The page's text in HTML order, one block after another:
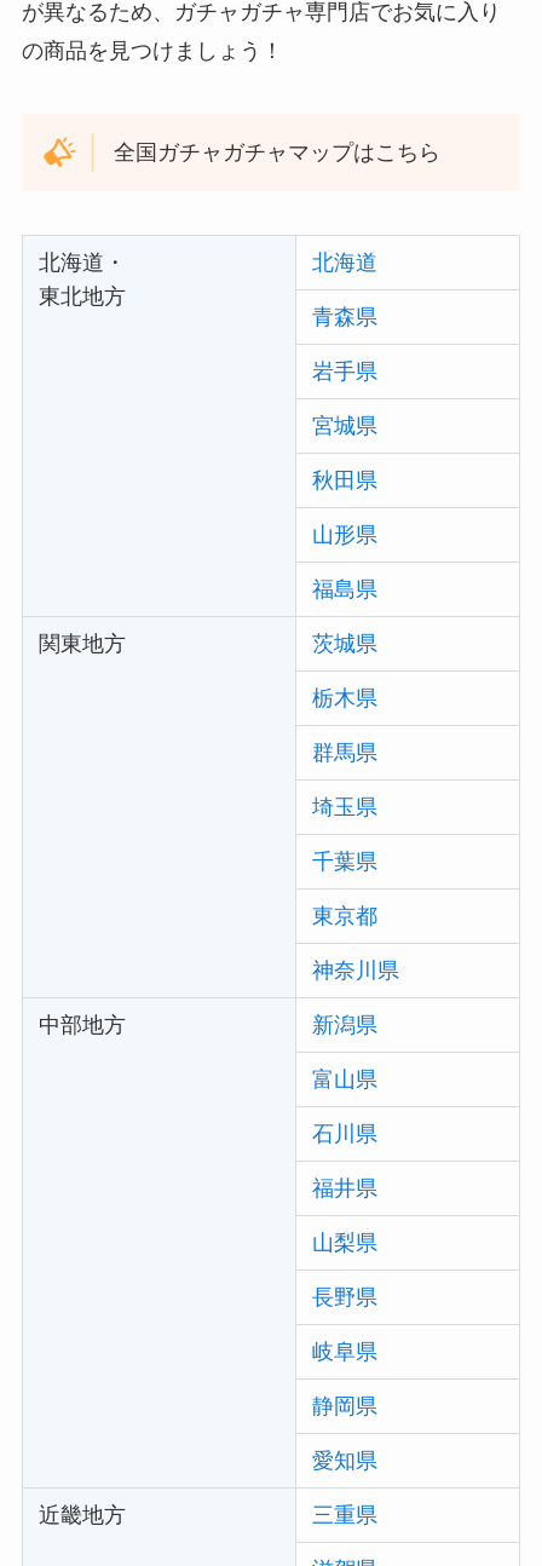
が異なるため、ガチャガチャ専門店でお気に入り
の商品を見つけましょう！
全国ガチャガチャマップはこちら
北海道・
東北地方
北海道
青森県
岩手県
宮城県
秋田県
山形県
福島県
関東地方 茨城県
栃木県
群馬県
埼玉県
千葉県
東京都
神奈川県
中部地方 新潟県
富山県
石川県
福井県
山梨県
長野県
岐阜県
静岡県
愛知県
近畿地方 三重県